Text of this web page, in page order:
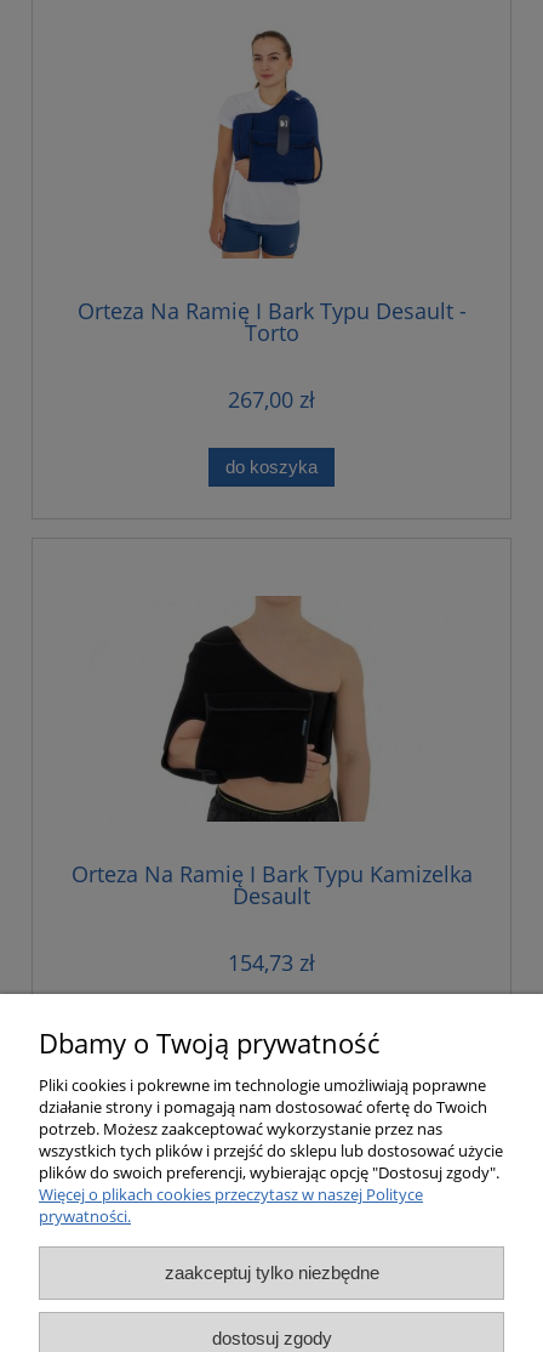
Orteza Na Ramię I Bark Typu Desault -
Torto
267,00 zł
do koszyka
Orteza Na Ramię I Bark Typu Kamizelka
Desault
154,73 zł
« 1 2 »
Pomoc
Moje konto
Płatności i dostawa
Dbamy o Twoją prywatność
Pliki cookies i pokrewne im technologie umożliwiają poprawne
działanie strony i pomagają nam dostosować ofertę do Twoich
potrzeb. Możesz zaakceptować wykorzystanie przez nas
wszystkich tych plików i przejść do sklepu lub dostosować użycie
plików do swoich preferencji, wybierając opcję "Dostosuj zgody".
Więcej o plikach cookies przeczytasz w naszej Polityce
prywatności.
zaakceptuj tylko niezbędne
dostosuj zgody